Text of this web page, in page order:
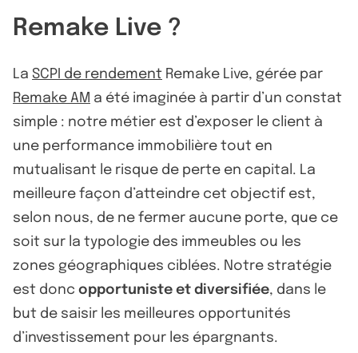
Remake Live ?
La SCPI de rendement Remake Live, gérée par
Remake AM a été imaginée à partir d’un constat
simple : notre métier est d’exposer le client à
une performance immobilière tout en
mutualisant le risque de perte en capital. La
meilleure façon d’atteindre cet objectif est,
selon nous, de ne fermer aucune porte, que ce
soit sur la typologie des immeubles ou les
zones géographiques ciblées. Notre stratégie
est donc opportuniste et diversifiée, dans le
but de saisir les meilleures opportunités
d’investissement pour les épargnants.